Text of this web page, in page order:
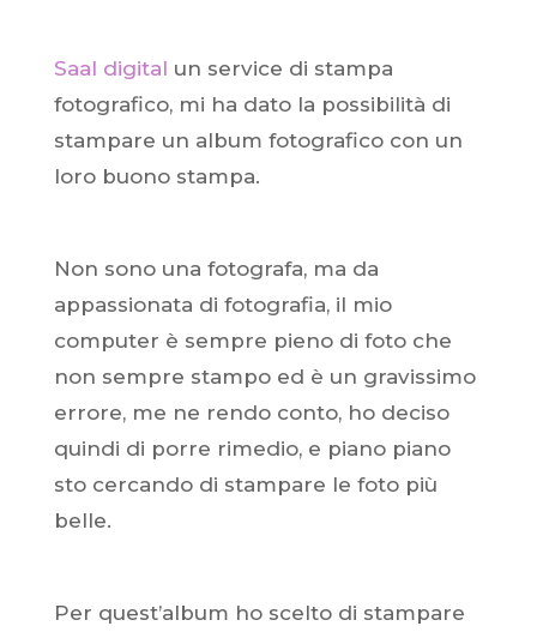
Saal digital un service di stampa
fotografico, mi ha dato la possibilità di
stampare un album fotografico con un
loro buono stampa.
Non sono una fotografa, ma da
appassionata di fotografia, il mio
computer è sempre pieno di foto che
non sempre stampo ed è un gravissimo
errore, me ne rendo conto, ho deciso
quindi di porre rimedio, e piano piano
sto cercando di stampare le foto più
belle.
Per quest’album ho scelto di stampare